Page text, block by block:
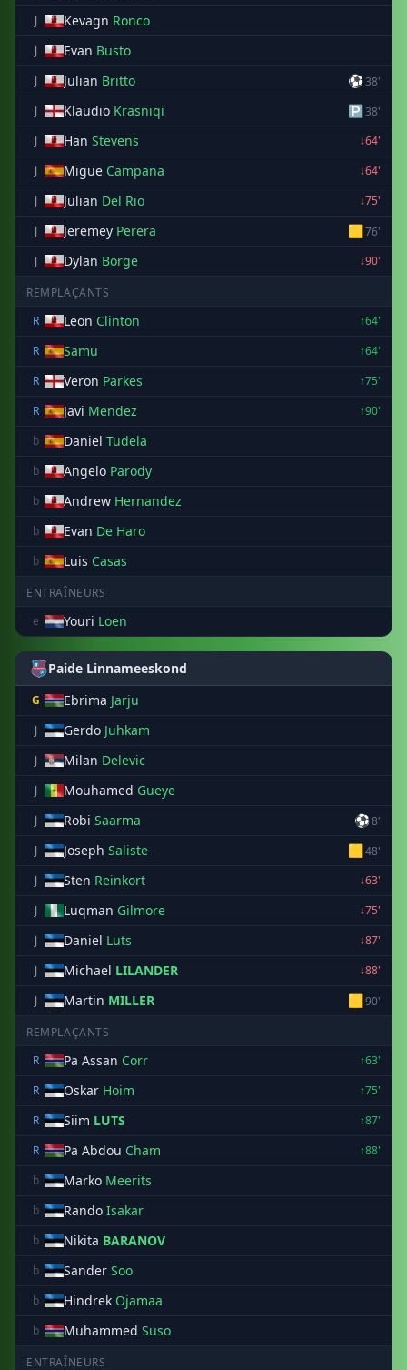
J Kevagn Ronco
J Evan Busto
J Julian Britto ⚽38'
J
Klaudio Krasniqi 🅿38'
J
Han Stevens
↓64'
J
Migue Campana
↓64'
J
Julian Del Rio
↓75'
J
Jeremey Perera 🟨76'
J
Dylan Borge ↓90'
REMPLAÇANTS
R
Leon Clinton
↑64'
R
Samu
↑64'
R
Veron Parkes
↑75'
R
Javi Mendez
↑90'
b
Daniel Tudela
b Angelo Parody
b Andrew Hernandez
b Evan De Haro
b Luis Casas
ENTRAÎNEURS
e
Youri Loen
Paide Linnameeskond
G Ebrima Jarju
J Gerdo Juhkam
J Milan Delevic
J Mouhamed Gueye
J Robi Saarma ⚽8'
J
Joseph Saliste 🟨48'
J
Sten Reinkort
↓63'
J
Luqman Gilmore
↓75'
J
Daniel Luts
↓87'
J
Michael LILANDER
↓88'
J
Martin MILLER 🟨90'
REMPLAÇANTS
R
Pa Assan Corr
↑63'
R
Oskar Hoim
↑75'
R
Siim LUTS
↑87'
R
Pa Abdou Cham
↑88'
b
Marko Meerits
b Rando Isakar
b Nikita BARANOV
b Sander Soo
b Hindrek Ojamaa
b Muhammed Suso
ENTRAÎNEURS